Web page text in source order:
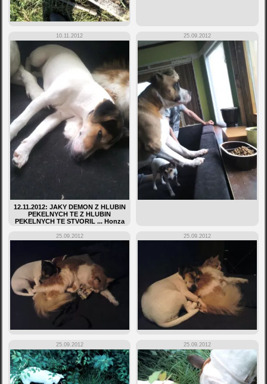
10.11.2012
12.11.2012: JAKY DEMON Z HLUBIN
PEKELNYCH TE Z HLUBIN
PEKELNYCH TE STVORIL ... Honza
25.09.2012
25.09.2012 25.09.2012
25.09.2012 25.09.2012